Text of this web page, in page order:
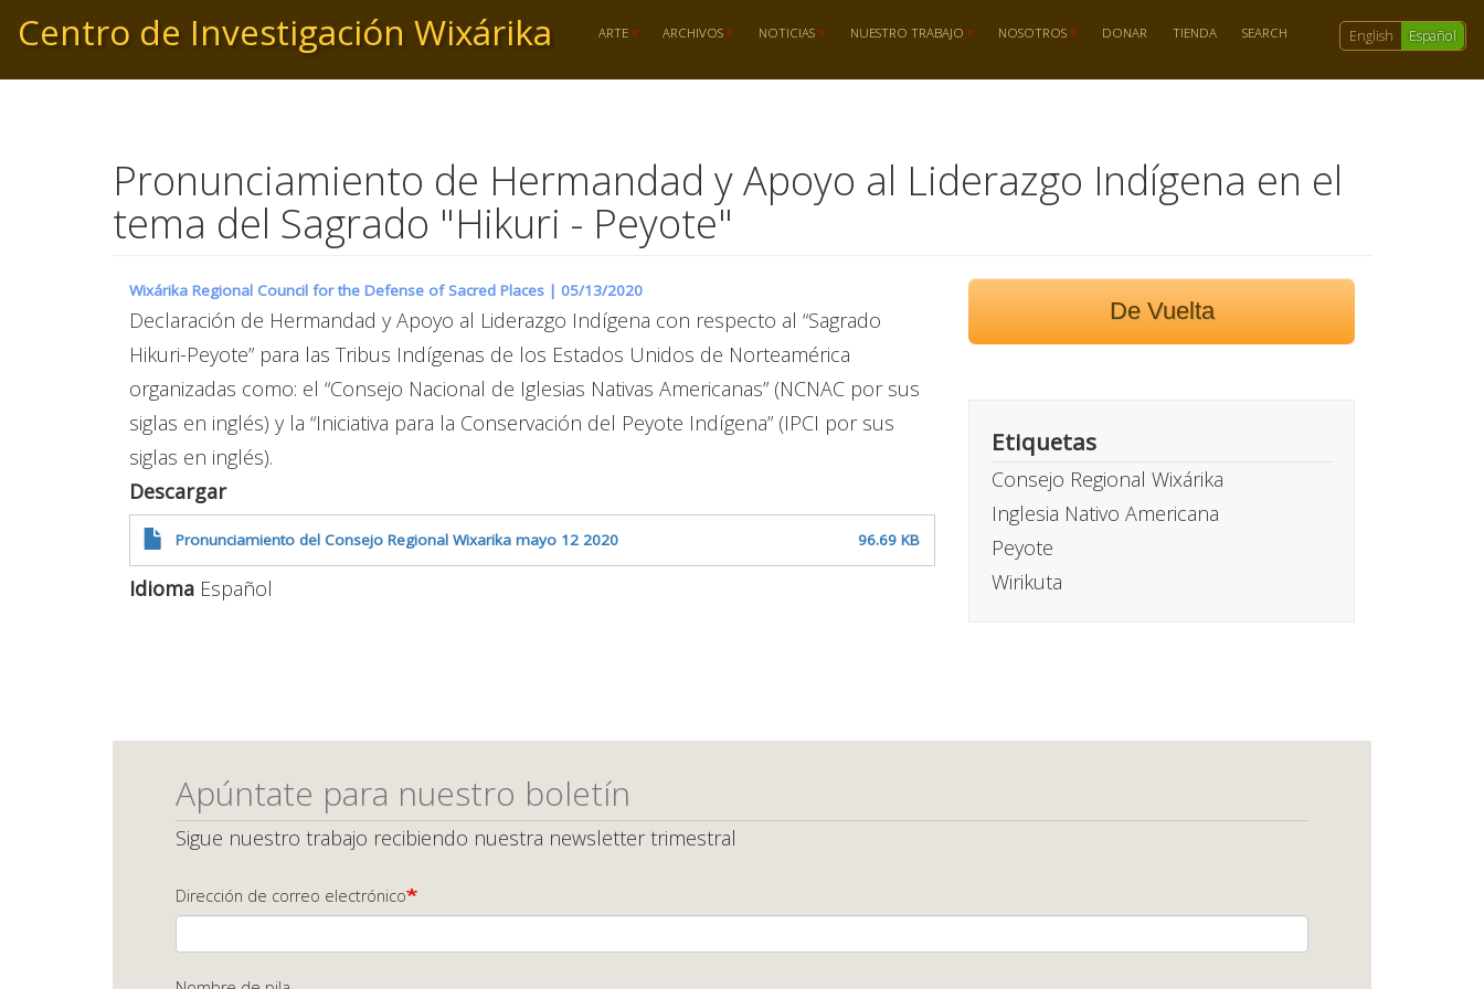
contenido
principal
Centro de Investigación Wixárika ARTE ARCHIVOS NOTICIAS NUESTRO TRABAJO NOSOTROS DONAR TIENDA SEARCH English Español
Pronunciamiento de Hermandad y Apoyo al Liderazgo Indígena en el
tema del Sagrado "Hikuri - Peyote"
Wixárika Regional Council for the Defense of Sacred Places | 05/13/2020
Declaración de Hermandad y Apoyo al Liderazgo Indígena con respecto al “Sagrado
Hikuri-Peyote” para las Tribus Indígenas de los Estados Unidos de Norteamérica
organizadas como: el “Consejo Nacional de Iglesias Nativas Americanas” (NCNAC por sus
siglas en inglés) y la “Iniciativa para la Conservación del Peyote Indígena” (IPCI por sus
siglas en inglés).
Descargar
Pronunciamiento del Consejo Regional Wixarika mayo 12 2020 96.69 KB
Idioma Español
De Vuelta
Etiquetas
Consejo Regional Wixárika
Inglesia Nativo Americana
Peyote
Wirikuta
Apúntate para nuestro boletín
Sigue nuestro trabajo recibiendo nuestra newsletter trimestral
Dirección de correo electrónico